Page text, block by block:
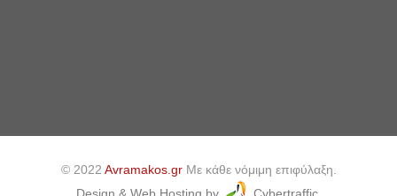
© 2022 Avramakos.grΜε κάθε νόμιμη επιφύλαξη.